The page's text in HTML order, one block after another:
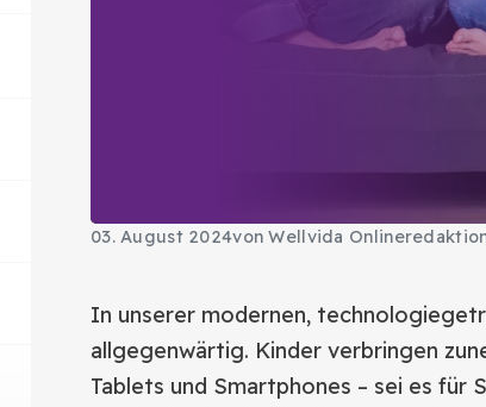
03. August 2024von Wellvida
In unserer modernen,
allgegenwärtig. Kinder verbringen
Tablets und Smartphones – sei es für